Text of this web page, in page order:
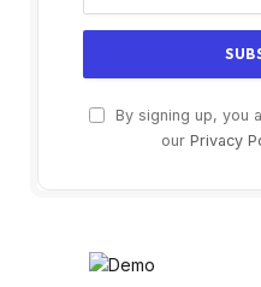
By signing up, you
our Privacy